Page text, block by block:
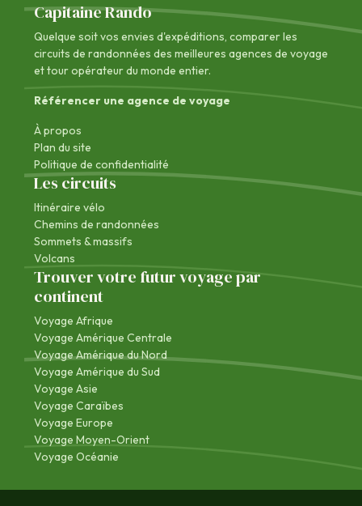
Capitaine Rando
Quelque soit vos envies d'expéditions, comparer les
circuits de randonnées des meilleures agences de voyage
et tour opérateur du monde entier.
Référencer une agence de voyage
À propos
Plan du site
Politique de confidentialité
Les circuits
Itinéraire vélo
Chemins de randonnées
Sommets & massifs
Volcans
Trouver votre futur voyage par
continent
Voyage Afrique
Voyage Amérique Centrale
Voyage Amérique du Nord
Voyage Amérique du Sud
Voyage Asie
Voyage Caraïbes
Voyage Europe
Voyage Moyen-Orient
Voyage Océanie